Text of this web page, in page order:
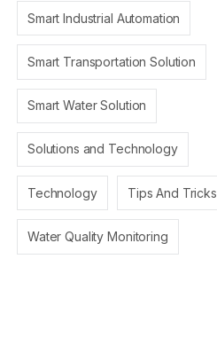
Smart Industrial Automation
Smart Transportation Solution
Smart Water Solution
Solutions and Technology
Technology Tips And Tricks
Water Quality Monitoring